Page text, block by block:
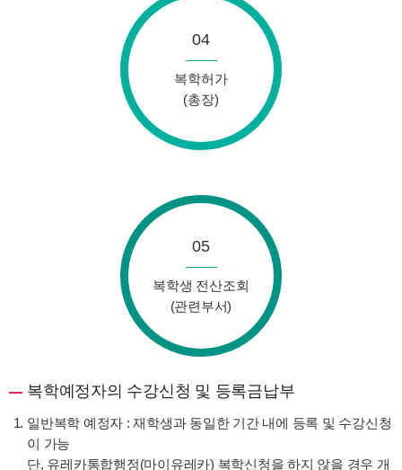
04
복학허가
(총장)
05
복학생 전산조회
(관련부서)
복학예정자의 수강신청 및 등록금납부
일반복학 예정자 : 재학생과 동일한 기간 내에 등록 및 수강신청
이 가능
단, 유레카통합행정(마이유레카) 복학신청을 하지 않을 경우 개